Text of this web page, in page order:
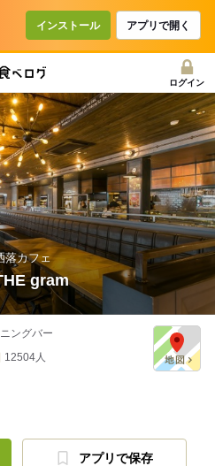
インストール アプリで開く
ログイン
落カフェ
gram
ングバー
12504人
アプリで保存